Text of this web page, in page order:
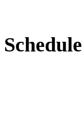
Schedule